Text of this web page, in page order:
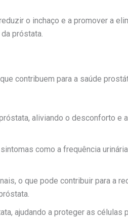
o inchaço e a promover a
próstata.
contribuem para a saúde
aliviando o desconforto e
como a frequência
o que pode contribuir para a
ajudando a proteger as